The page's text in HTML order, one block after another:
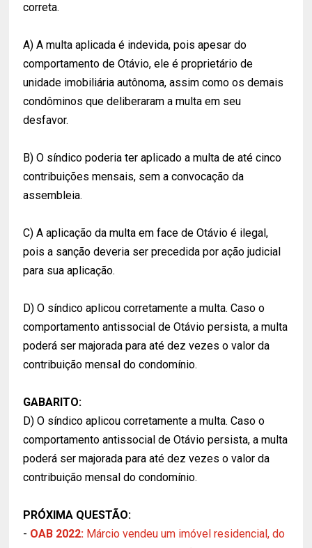
correta.
A) A multa aplicada é indevida, pois apesar do
comportamento de Otávio, ele é proprietário de
unidade imobiliária autônoma, assim como os demais
condôminos que deliberaram a multa em seu
desfavor.
B) O síndico poderia ter aplicado a multa de até cinco
contribuições mensais, sem a convocação da
assembleia.
C) A aplicação da multa em face de Otávio é ilegal,
pois a sanção deveria ser precedida por ação judicial
para sua aplicação.
D) O síndico aplicou corretamente a multa. Caso o
comportamento antissocial de Otávio persista, a multa
poderá ser majorada para até dez vezes o valor da
contribuição mensal do condomínio.
GABARITO:
D) O síndico aplicou corretamente a multa. Caso o
comportamento antissocial de Otávio persista, a multa
poderá ser majorada para até dez vezes o valor da
contribuição mensal do condomínio.
PRÓXIMA QUESTÃO:
- OAB 2022: Márcio vendeu um imóvel residencial, do